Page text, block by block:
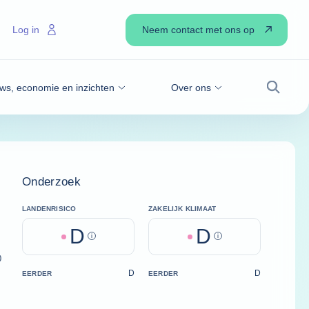
economie en inzichten Over ons
Zoek
Log in Neem contact met ons op
Onderzoek
LANDENRISICO
D Help
ZAKELIJK KLIMAAT
D Help
EERDER D EERDER D